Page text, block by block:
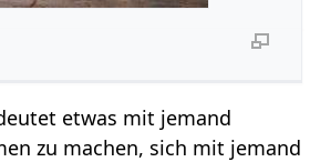
etwas mit jemand
zu machen, sich mit jemand